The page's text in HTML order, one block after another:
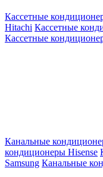
Кассетные
Hitachi Кассетные
Кассетные
Канальные
кондиционеры Hisense
Samsung Канальные